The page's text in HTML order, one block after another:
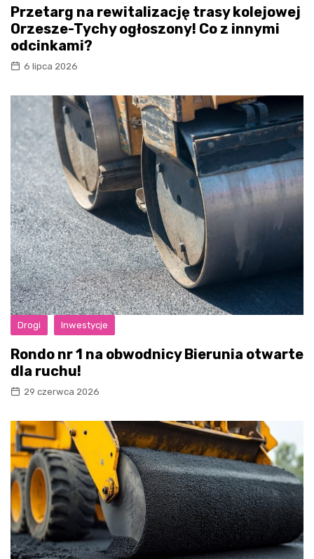
Przetarg na rewitalizację trasy kolejowej
Orzesze-Tychy ogłoszony! Co z innymi
odcinkami?
6 lipca 2026
Drogi Inwestycje
Rondo nr 1 na obwodnicy Bierunia otwarte
dla ruchu!
29 czerwca 2026